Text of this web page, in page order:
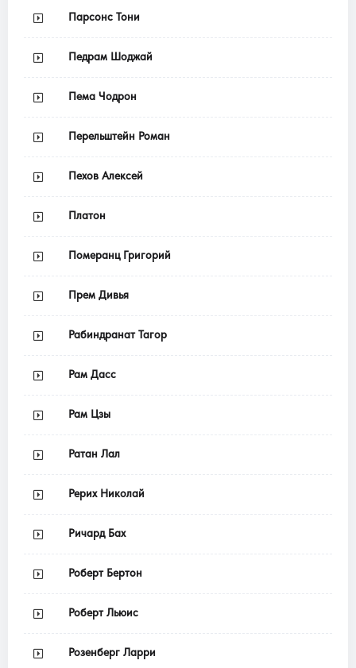
Парсонс Тони
Педрам Шоджай
Пема Чодрон
Перельштейн Роман
Пехов Алексей
Платон
Померанц Григорий
Прем Дивья
Рабиндранат Тагор
Рам Дасс
Рам Цзы
Ратан Лал
Рерих Николай
Ричард Бах
Роберт Бертон
Роберт Льюис
Розенберг Ларри